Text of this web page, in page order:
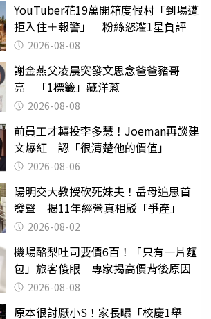
YouTuber花19萬開箱度假村「到場遭
拒入住＋報警」 粉絲怒灌1星負評
2026-08-08
謝金燕父凌晨突發文思念爸爸豬哥
亮 「1標籤」藏洋蔥
2026-08-08
前員工才轉投李多慧！Joeman再談建
文爆紅 認「很清楚他的價值」
2026-08-06
陽明交大教授砍死妹夫！岳母追思首
發聲 揭11年經營真相駁「爭產」
2026-08-02
機場酪梨吐司要價6百！「只有一片麵
包」旅客傻眼 專家揭高價背後原因
2026-08-08
原本很討厭小S！家長曝「校慶1舉